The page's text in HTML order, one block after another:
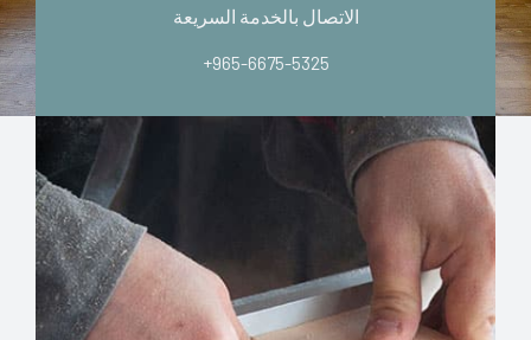
الاتصال بالخدمة السريعة
+965-6675-5325